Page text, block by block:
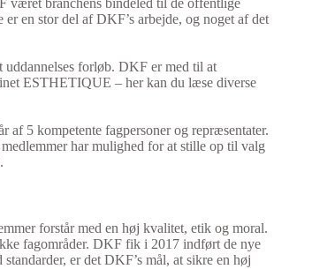
en stor del af DKF’s arbejde, og noget af det
forløb. DKF er med til at
ESTHETIQUE – her kan du læse diverse
5 kompetente fagpersoner og repræsentater.
har mulighed for at stille op til valg
forstår med en høj kvalitet, etik og moral.
fagområder. DKF fik i 2017 indført de nye
er det DKF’s mål, at sikre en høj